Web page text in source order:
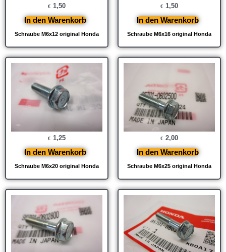
Schraube M6x12 original Honda
€ 1,50
In den Warenkorb
Schraube M6x16 original Honda
€ 1,50
In den Warenkorb
Schraube M6x20 original Honda
€ 1,25
In den Warenkorb
Schraube M6x25 original Honda
€ 2,00
In den Warenkorb